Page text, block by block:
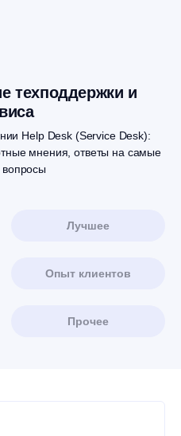
техподдержки и
Help Desk (Service Desk):
мнения, ответы на самые
Лучшее
Опыт клиентов
Прочее